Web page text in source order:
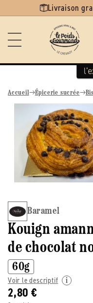
Ignorer et
passer au Livraison
Accueil Épicerie sucrée
Passer aux
informations
produits
Baramel
Kouign
de chocolat
60g
Voir le descriptif
2,80 €